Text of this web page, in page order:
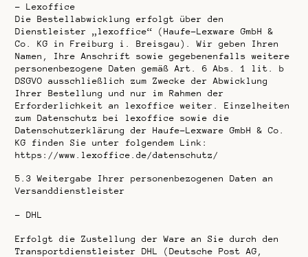
– Lexoffice
Die Bestellabwicklung erfolgt über den
Dienstleister „lexoffice“ (Haufe-Lexware GmbH &
Co. KG in Freiburg i. Breisgau). Wir geben Ihren
Namen, Ihre Anschrift sowie gegebenenfalls weitere
personenbezogene Daten gemäß Art. 6 Abs. 1 lit. b
DSGVO ausschließlich zum Zwecke der Abwicklung
Ihrer Bestellung und nur im Rahmen der
Erforderlichkeit an lexoffice weiter. Einzelheiten
zum Datenschutz bei lexoffice sowie die
Datenschutzerklärung der Haufe-Lexware GmbH & Co.
KG finden Sie unter folgendem Link:
https://www.lexoffice.de/datenschutz/
5.3 Weitergabe Ihrer personenbezogenen Daten an
Versanddienstleister
– DHL
Erfolgt die Zustellung der Ware an Sie durch den
Transportdienstleister DHL (Deutsche Post AG,